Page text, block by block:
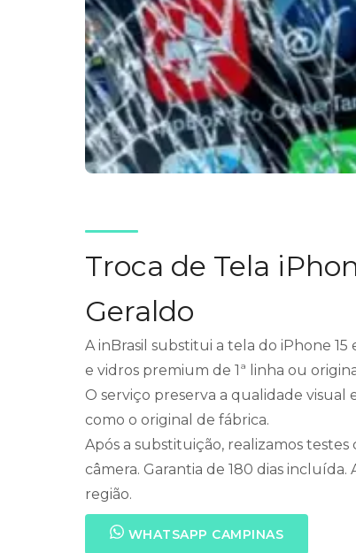
Troca de Tela
Geraldo
A inBrasil substitui a tela do iPhone
e vidros premium de 1ª linha ou
O serviço preserva a qualidade
como o original de fábrica.
Após a substituição, realizamos
câmera. Garantia de 180 dias
região.
WHATSAPP CAMPINAS